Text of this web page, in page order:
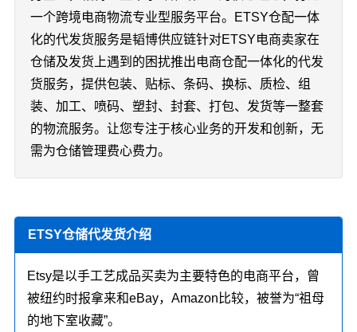
一个跨境电商物流专业型服务平台。ETSY仓配一体
化的代发货服务是韬博供应链针对ETSY电商卖家在
仓储及发货上遇到的困扰推出电商仓配一体化的代发
货服务，提供包装、贴标、条码、换标、质检、组
装、加工、喷码、塑封、封套、打包、发货等一整套
的物流服务。让您专注于核心业务的开发和创新，无
需为仓储管理费心费力。
ETSY仓储代发货介绍
Etsy是以手工艺成品买卖为主要特色的电商平台，曾
被纽约时报拿来和eBay，Amazon比较，被誉为“祖母
的地下室收藏”。